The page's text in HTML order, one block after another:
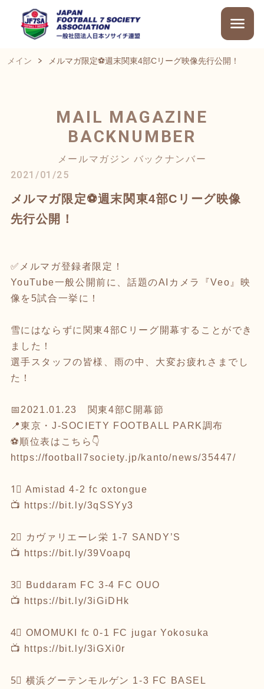
メイン メルマガ限定⚽週末関東4部Cリーグ映像先行公開！
MAIL MAGAZINE
BACKNUMBER
メールマガジン バックナンバー
2021/01/25
メルマガ限定⚽週末関東4部Cリーグ映像
先行公開！
✅メルマガ登録者限定！
YouTube一般公開前に、話題のAIカメラ『Veo』映
像を5試合一挙に！
雪にはならずに関東4部Cリーグ開幕することができ
ました！
選手スタッフの皆様、雨の中、大変お疲れさまでし
た！
📅2021.01.23 関東4部C開幕節
📍東京・J-SOCIETY FOOTBALL PARK調布
⚽順位表はこちら👇
https://football7society.jp/kanto/news/35447/
1⃣ Amistad 4-2 fc oxtongue
📺 https://bit.ly/3qSSYy3
2⃣ カヴァリエーレ栄 1-7 SANDY’S
📺 https://bit.ly/39Voapq
3⃣ Buddaram FC 3-4 FC OUO
📺 https://bit.ly/3iGiDHk
4⃣ OMOMUKI fc 0-1 FC jugar Yokosuka
📺 https://bit.ly/3iGXi0r
5⃣ 横浜グーテンモルゲン 1-3 FC BASEL